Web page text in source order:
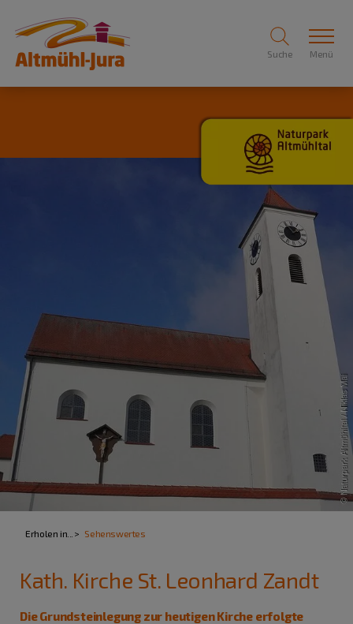
Suche Menü
Erholen in... Sehenswertes
Kath. Kirche St. Leonhard Zandt
Die Grundsteinlegung zur heutigen Kirche erfolgte